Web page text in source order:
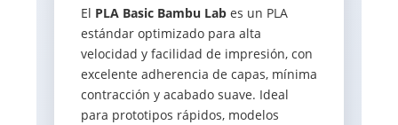
El PLA Basic Bambu Lab es un PLA
estándar optimizado para alta
velocidad y facilidad de impresión, con
excelente adherencia de capas, mínima
contracción y acabado suave. Ideal
para prototipos rápidos, modelos